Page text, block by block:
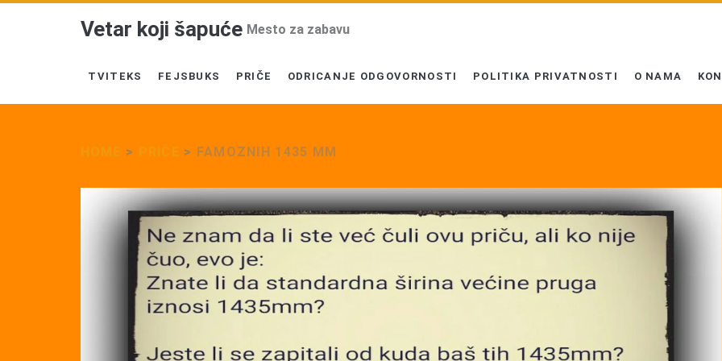
Vetar koji šapuće Mesto za zabavu
TVITEKS FEJSBUKS PRIČE ODRICANJE ODGOVORNOSTI POLITIKA PRIVATNOSTI O NAMA
> > FAMOZNIH 1435 MM